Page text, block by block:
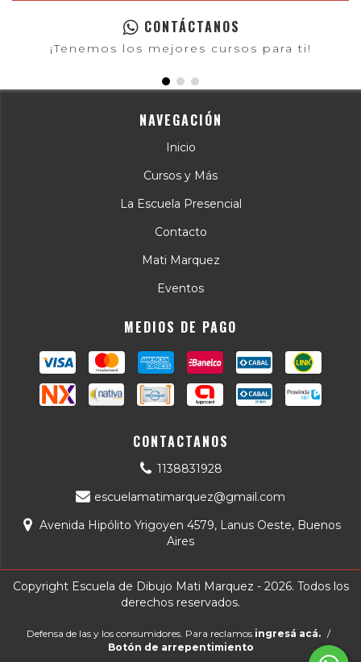
CONTÁCTANOS
¡Tenemos los mejores cursos para ti!
NAVEGACIÓN
Inicio
Cursos y Más
La Escuela Presencial
Contacto
Mati Marquez
Eventos
MEDIOS DE PAGO
CONTACTANOS
1138831928
escuelamatimarquez@gmail.com
Avenida Hipólito Yrigoyen 4579, Lanus Oeste, Buenos
Aires
Copyright Escuela de Dibujo Mati Marquez - 2026. Todos los
derechos reservados.
Defensa de las y los consumidores. Para reclamos ingresá acá. /
Botón de arrepentimiento